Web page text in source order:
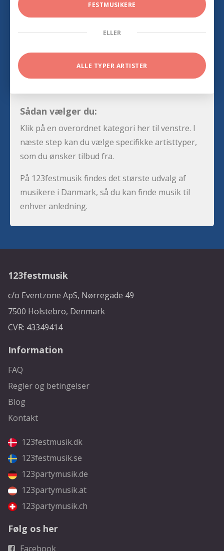
FESTMUSIKERE
ELLER
ALLE TYPER ARTISTER
Sådan vælger du:
Klik på en overordnet kategori her til venstre. I
næste step kan du vælge specifikke artisttyper,
som du ønsker tilbud fra.
På 123festmusik findes det største udvalg af
musikere i Danmark, så du kan finde musik til
enhver anledning.
123festmusik
c/o Eventzone ApS, Nørregade 49
7500 Holstebro, Denmark
CVR: 43349414
Information
FAQ
Regler og betingelser
Blog
Kontakt
123festmusik.dk
123festmusik.se
123partymusik.de
123partymusik.at
123partymusik.ch
Følg os her
Facebook